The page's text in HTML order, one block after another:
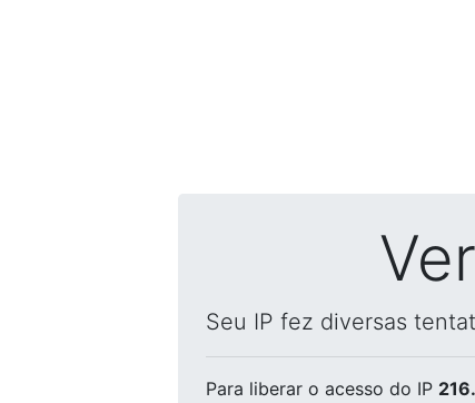
Seu IP fez diversas
Para liberar o acesso do IP